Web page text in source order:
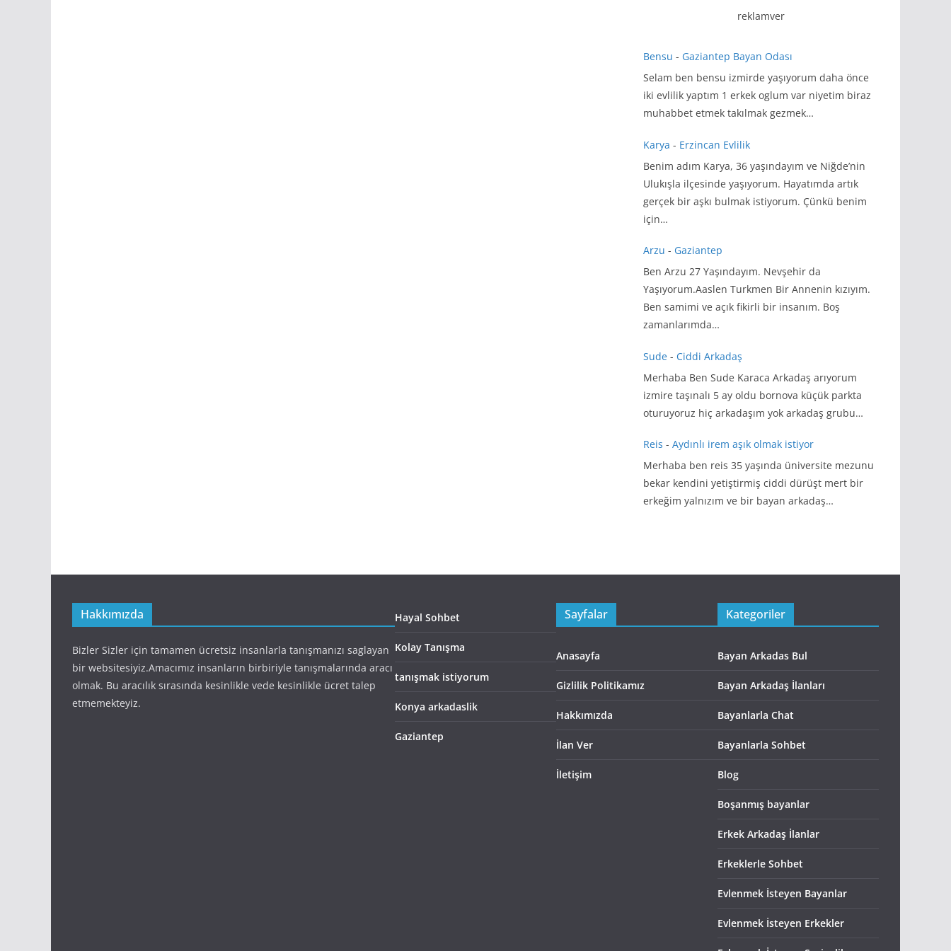
reklamver
Bensu - Gaziantep Bayan Odası
Selam ben bensu izmirde yaşıyorum daha önce
iki evlilik yaptım 1 erkek oglum var niyetim biraz
muhabbet etmek takılmak gezmek…
Karya - Erzincan Evlilik
Benim adım Karya, 36 yaşındayım ve Niğde’nin
Ulukışla ilçesinde yaşıyorum. Hayatımda artık
gerçek bir aşkı bulmak istiyorum. Çünkü benim
için…
Arzu - Gaziantep
Ben Arzu 27 Yaşındayım. Nevşehir da
Yaşıyorum.Aaslen Turkmen Bir Annenin kızıyım.
Ben samimi ve açık fikirli bir insanım. Boş
zamanlarımda…
Sude - Ciddi Arkadaş
Merhaba Ben Sude Karaca Arkadaş arıyorum
izmire taşınalı 5 ay oldu bornova küçük parkta
oturuyoruz hiç arkadaşım yok arkadaş grubu…
Reis - Aydınlı irem aşık olmak istiyor
Merhaba ben reis 35 yaşında üniversite mezunu
bekar kendini yetiştirmiş ciddi dürüşt mert bir
erkeğim yalnızım ve bir bayan arkadaş…
Hakkımızda
Bizler Sizler için tamamen ücretsiz insanlarla tanışmanızı saglayan
bir websitesiyiz.Amacımız insanların birbiriyle tanışmalarında aracı
olmak. Bu aracılık sırasında kesinlikle vede kesinlikle ücret talep
etmemekteyiz.
Hayal Sohbet
Kolay Tanışma
tanışmak istiyorum
Konya arkadaslik
Gaziantep
Sayfalar
Anasayfa
Gizlilik Politikamız
Hakkımızda
İlan Ver
İletişim
Kategoriler
Bayan Arkadas Bul
Bayan Arkadaş İlanları
Bayanlarla Chat
Bayanlarla Sohbet
Blog
Boşanmış bayanlar
Erkek Arkadaş İlanlar
Erkeklerle Sohbet
Evlenmek İsteyen Bayanlar
Evlenmek İsteyen Erkekler